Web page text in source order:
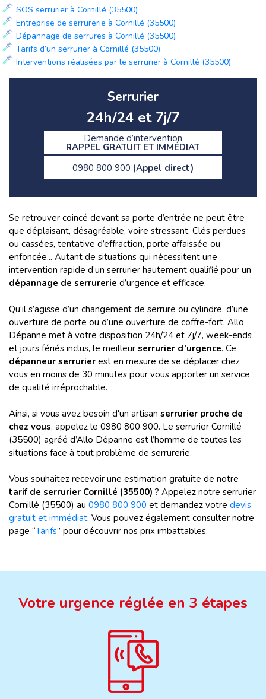
SOS serrurier à Cornillé (35500)
Entreprise de serrurerie à Cornillé (35500)
Dépannage de serrures à Cornillé (35500)
Tarifs d’un serrurier à Cornillé (35500)
Interventions réalisées par le serrurier à Cornillé (35500)
Serrurier
24h/24 et 7j/7
Demande d’intervention
RAPPEL GRATUIT ET IMMÉDIAT
0980 800 900 (Appel direct)
Se retrouver coincé devant sa porte d’entrée ne peut être
que déplaisant, désagréable, voire stressant. Clés perdues
ou cassées, tentative d’effraction, porte affaissée ou
enfoncée... Autant de situations qui nécessitent une
intervention rapide d’un serrurier hautement qualifié pour un
dépannage de serrurerie d’urgence et efficace.
Qu’il s’agisse d’un changement de serrure ou cylindre, d’une
ouverture de porte ou d’une ouverture de coffre-fort, Allo
Dépanne met à votre disposition 24h/24 et 7j/7, week-ends
et jours fériés inclus, le meilleur serrurier d’urgence. Ce
dépanneur serrurier est en mesure de se déplacer chez
vous en moins de 30 minutes pour vous apporter un service
de qualité irréprochable.
Ainsi, si vous avez besoin d'un artisan serrurier proche de
chez vous, appelez le 0980 800 900. Le serrurier Cornillé
(35500) agréé d’Allo Dépanne est l’homme de toutes les
situations face à tout problème de serrurerie.
Vous souhaitez recevoir une estimation gratuite de notre
tarif de serrurier Cornillé (35500) ? Appelez notre serrurier
Cornillé (35500) au 0980 800 900 et demandez votre devis
gratuit et immédiat. Vous pouvez également consulter notre
page “Tarifs” pour découvrir nos prix imbattables.
Votre urgence réglée en 3 étapes